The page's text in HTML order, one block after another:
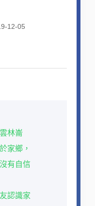
12-05
林崙
家鄉，
有自信
認識家